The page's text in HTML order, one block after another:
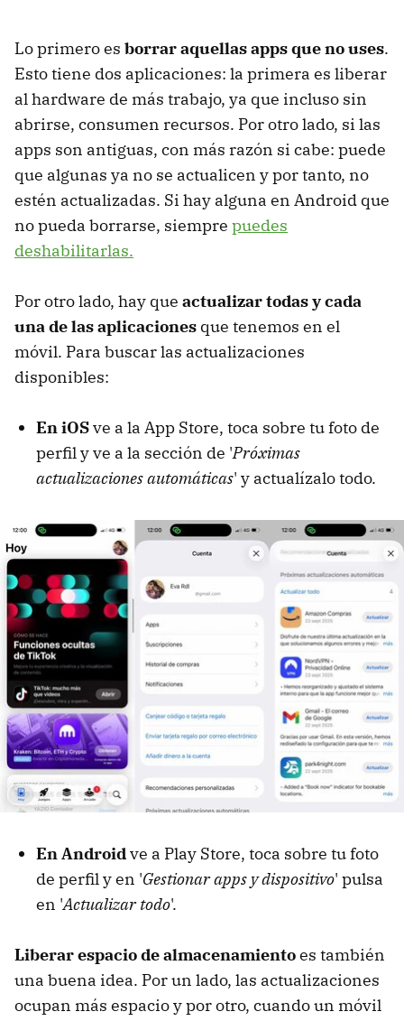
Lo primero es borrar aquellas apps que no uses.
Esto tiene dos aplicaciones: la primera es liberar
al hardware de más trabajo, ya que incluso sin
abrirse, consumen recursos. Por otro lado, si las
apps son antiguas, con más razón si cabe: puede
que algunas ya no se actualicen y por tanto, no
estén actualizadas. Si hay alguna en Android que
no pueda borrarse, siempre puedes
deshabilitarlas.
Por otro lado, hay que actualizar todas y cada
una de las aplicaciones que tenemos en el
móvil. Para buscar las actualizaciones
disponibles:
En iOSve a la App Store, toca sobre tu foto de
perfil y ve a la sección de 'Próximas
actualizaciones automáticas' y actualízalo todo.
En Androidve a Play Store, toca sobre tu foto
de perfil y en 'Gestionar apps y dispositivo' pulsa
en 'Actualizar todo'.
Liberar espacio de almacenamientoes también
una buena idea. Por un lado, las actualizaciones
ocupan más espacio y por otro, cuando un móvil